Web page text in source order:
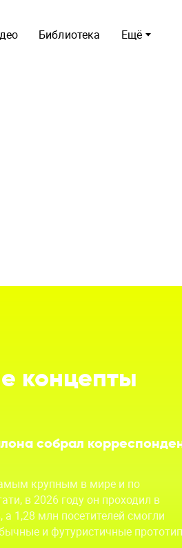
Ещё
Библиотека
концепты
собрал
крупным в мире и по
в 2026 году он проходил в
1,28 млн посетителей смогли
и футуристичные